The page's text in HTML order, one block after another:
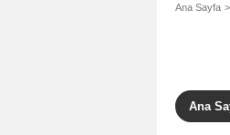
Ana Sayfa
Ana